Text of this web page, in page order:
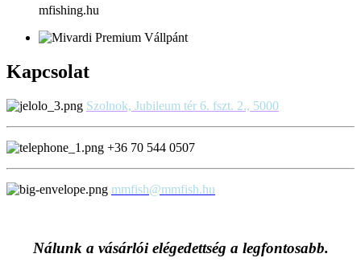
mfishing.hu
Kapcsolat
Szolnok, Jubileum tér 6. fszt. 2., 5000
+36 70 544 0507
mmfish@mmfish.hu
Nálunk a vásárlói elégedettség a legfontosabb.